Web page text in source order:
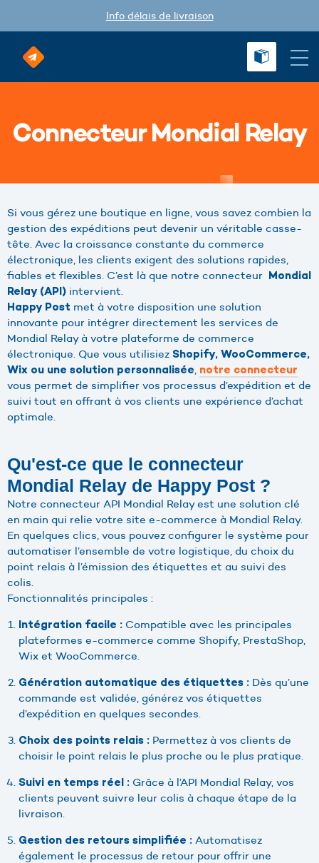
Info délais de livraison
Connecteur Mondial Relay
Si vous gérez une boutique en ligne, vous savez combien la
gestion des expéditions peut devenir un véritable casse-
tête. Avec la croissance constante du commerce
électronique, les clients exigent des solutions rapides,
fiables et flexibles. C’est là que notre connecteur Mondial
Relay (API) intervient.
Happy Post met à votre disposition une solution
innovante pour intégrer directement les services de
Mondial Relay à votre plateforme de commerce
électronique. Que vous utilisiez Shopify, WooCommerce,
Wix ou une solution personnalisée, notre connecteur
vous permet de simplifier vos processus d’expédition et de
suivi tout en offrant à vos clients une expérience d’achat
optimale.
Qu'est-ce que le connecteur
Mondial Relay de Happy Post ?
Notre connecteur API Mondial Relay est une solution clé
en main qui relie votre site e-commerce à Mondial Relay.
En quelques clics, vous pouvez configurer le système pour
automatiser l’ensemble de votre logistique, du choix du
point relais à l’émission des étiquettes et au suivi des
colis.
Fonctionnalités principales :
Intégration facile : Compatible avec les principales
plateformes e-commerce comme Shopify, PrestaShop,
Wix et WooCommerce.
Génération automatique des étiquettes : Dès qu’une
commande est validée, générez vos étiquettes
d’expédition en quelques secondes.
Choix des points relais : Permettez à vos clients de
choisir le point relais le plus proche ou le plus pratique.
Suivi en temps réel : Grâce à l’API Mondial Relay, vos
clients peuvent suivre leur colis à chaque étape de la
livraison.
Gestion des retours simplifiée : Automatisez
également le processus de retour pour offrir une